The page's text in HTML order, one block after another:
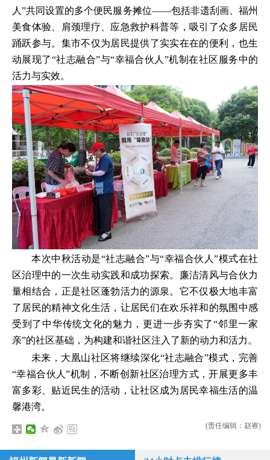
人”共同设置的多个便民服务摊位——包括非遗刮画、福州
美食体验、肩颈理疗、应急救护科普等，吸引了众多居民
踊跃参与。集市不仅为居民提供了实实在在的便利，也生
动展现了“社志融合”与“幸福合伙人”机制在社区服务中的
活力与实效。
本次中秋活动是“社志融合”与“幸福合伙人”模式在社
区治理中的一次生动实践和成功探索。廉洁清风与合伙力
量相结合，正是社区蓬勃活力的源泉。它不仅极大地丰富
了居民的精神文化生活，让居民们在欢乐祥和的氛围中感
受到了中华传统文化的魅力，更进一步夯实了“邻里一家
亲”的社区基础，为构建和谐社区注入了新的动力和活力。
未来，大凰山社区将继续深化“社志融合”模式，完善
“幸福合伙人”机制，不断创新社区治理方式，开展更多丰
富多彩、贴近民生的活动，让社区成为居民幸福生活的温
馨港湾。
(责任编辑：赵睿)